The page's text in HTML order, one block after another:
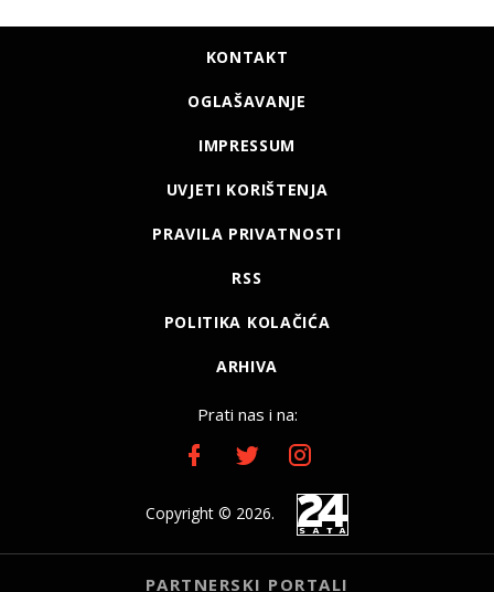
KONTAKT
OGLAŠAVANJE
IMPRESSUM
UVJETI KORIŠTENJA
PRAVILA PRIVATNOSTI
RSS
POLITIKA KOLAČIĆA
ARHIVA
Prati nas i na:
Copyright © 2026.
PARTNERSKI PORTALI